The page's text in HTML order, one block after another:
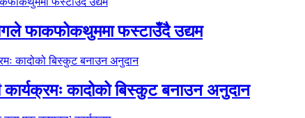
फाकफोकथुममा फस्टाउँदै उद्यम
कार्यक्रमः कादोको बिस्कुट बनाउन अनुदान